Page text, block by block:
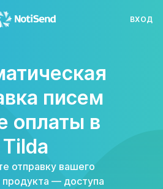
ВХОД
писем
оплаты в
Tilda
отправку вашего
продукта — доступа